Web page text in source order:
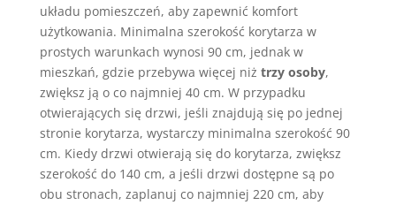
układu pomieszczeń, aby zapewnić komfort
użytkowania. Minimalna szerokość korytarza w
prostych warunkach wynosi 90 cm, jednak w
mieszkań, gdzie przebywa więcej niż trzy osoby,
zwiększ ją o co najmniej 40 cm. W przypadku
otwierających się drzwi, jeśli znajdują się po jednej
stronie korytarza, wystarczy minimalna szerokość 90
cm. Kiedy drzwi otwierają się do korytarza, zwiększ
szerokość do 140 cm, a jeśli drzwi dostępne są po
obu stronach, zaplanuj co najmniej 220 cm, aby